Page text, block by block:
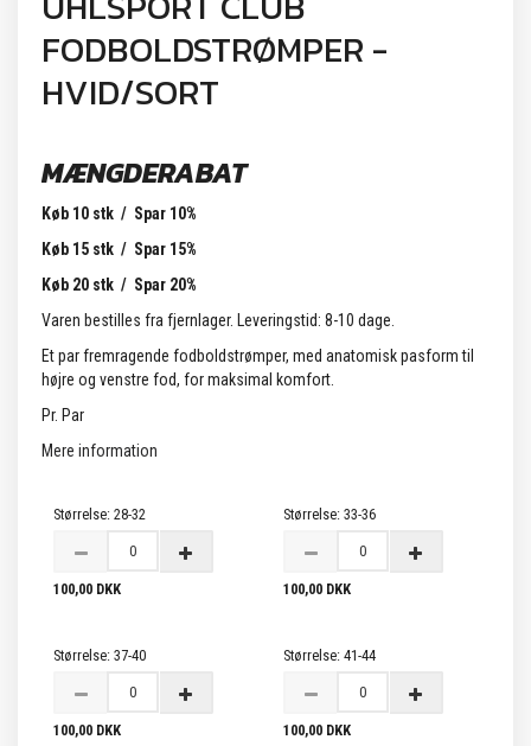
FODBOLDSTRØMPER -
HVID/SORT
MÆNGDERABAT
Køb 10 stk / Spar 10%
Køb 15 stk / Spar 15%
Køb 20 stk / Spar 20%
Varen bestilles fra fjernlager. Leveringstid: 8-10 dage.
Et par fremragende fodboldstrømper, med anatomisk pasform til
højre og venstre fod, for maksimal komfort.
Pr. Par
Mere information
Størrelse: 28-32
100,00 DKK
Størrelse: 33-36
100,00 DKK
Størrelse: 37-40
100,00 DKK
Størrelse: 41-44
100,00 DKK